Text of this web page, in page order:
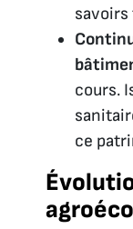
savoirs
cours.
ce